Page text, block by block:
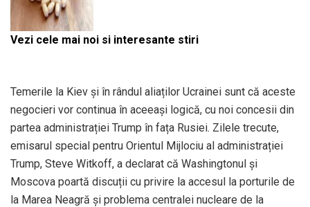
Vezi cele mai noi si interesante stiri
Temerile la Kiev și în rândul aliaților Ucrainei sunt că aceste
negocieri vor continua în aceeași logică, cu noi concesii din
partea administrației Trump în fața Rusiei. Zilele trecute,
emisarul special pentru Orientul Mijlociu al administrației
Trump, Steve Witkoff, a declarat că Washingtonul și
Moscova poartă discuții cu privire la accesul la porturile de
la Marea Neagră și problema centralei nucleare de la